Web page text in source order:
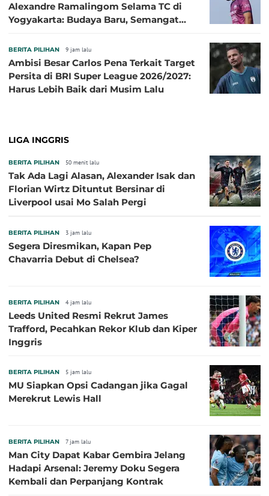
Alexandre Ramalingom Selama TC di
Yogyakarta: Budaya Baru, Semangat
BERITA PILIHAN 9 jam lalu
Ambisi Besar Carlos Pena Terkait Target
Persita di BRI Super League 2026/2027:
Harus Lebih Baik dari Musim Lalu
LIGA INGGRIS
BERITA PILIHAN 50 menit lalu
Tak Ada Lagi Alasan, Alexander Isak dan
Florian Wirtz Dituntut Bersinar di
Liverpool usai Mo Salah Pergi
BERITA PILIHAN 3 jam lalu
Segera Diresmikan, Kapan Pep
Chavarria Debut di Chelsea?
BERITA PILIHAN 4 jam lalu
Leeds United Resmi Rekrut James
Trafford, Pecahkan Rekor Klub dan Kiper
Inggris
BERITA PILIHAN 5 jam lalu
MU Siapkan Opsi Cadangan jika Gagal
Merekrut Lewis Hall
BERITA PILIHAN 7 jam lalu
Man City Dapat Kabar Gembira Jelang
Hadapi Arsenal: Jeremy Doku Segera
Kembali dan Perpanjang Kontrak